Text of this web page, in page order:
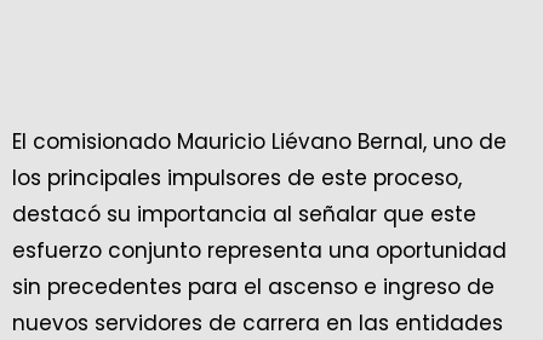
El comisionado Mauricio Liévano Bernal, uno de
los principales impulsores de este proceso,
destacó su importancia al señalar que este
esfuerzo conjunto representa una oportunidad
sin precedentes para el ascenso e ingreso de
nuevos servidores de carrera en las entidades